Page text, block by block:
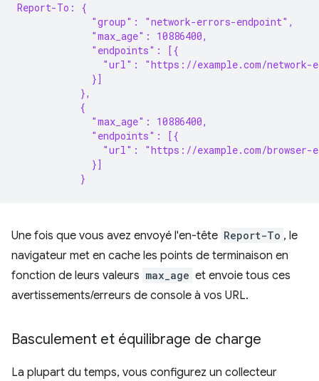
Report-To: {
             "group": "network-errors-endpoint",
             "max_age": 10886400,
             "endpoints": [{
"url": "https://example.com/network-
             }]
           },
           {
             "max_age": 10886400,
             "endpoints": [{
"url": "https://example.com/browser-
             }]
           }
Une fois que vous avez envoyé l'en-tête Report-To , le
navigateur met en cache les points de terminaison en
fonction de leurs valeurs max_age et envoie tous ces
avertissements/erreurs de console à vos URL.
Basculement et équilibrage de charge
La plupart du temps, vous configurez un collecteur